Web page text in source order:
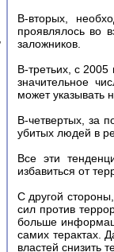
В-вторых,
проявлялось во
заложников.
В-третьих, с
значительное
может указывать
В-четвертых, за
убитых людей в
Все эти
избавиться от
С другой
сил против
больше
самих терактах.
властей снизить